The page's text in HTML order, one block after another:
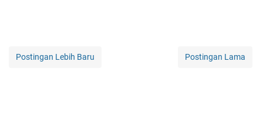
Postingan Lebih Baru Postingan Lama